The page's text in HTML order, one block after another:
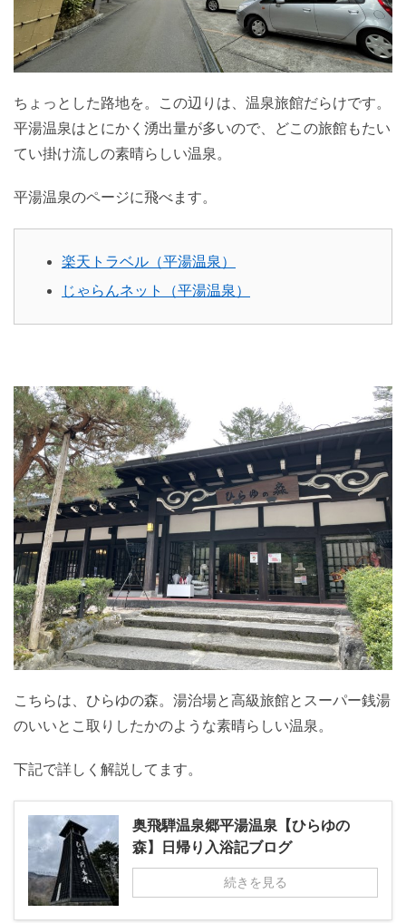
ちょっとした路地を。この辺りは、温泉旅館だらけです。
平湯温泉はとにかく湧出量が多いので、どこの旅館もたい
てい掛け流しの素晴らしい温泉。
平湯温泉のページに飛べます。
楽天トラベル（平湯温泉）
じゃらんネット（平湯温泉）
こちらは、ひらゆの森。湯治場と高級旅館とスーパー銭湯
のいいとこ取りしたかのような素晴らしい温泉。
下記で詳しく解説してます。
奥飛騨温泉郷平湯温泉【ひらゆの
森】日帰り入浴記ブログ
続きを見る